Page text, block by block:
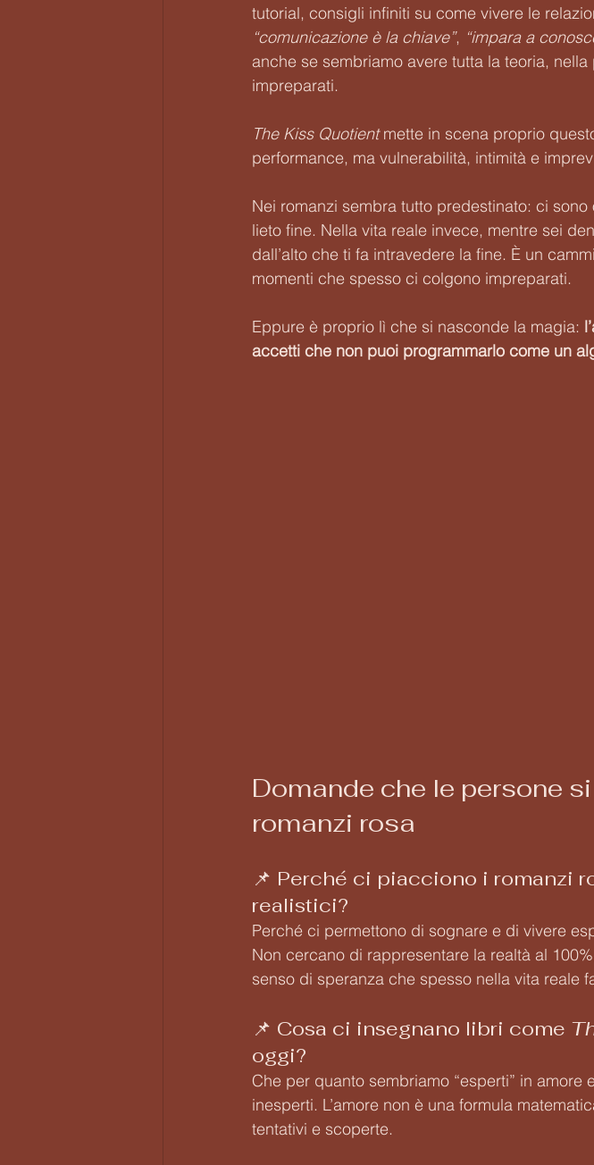
tutorial, consigli infiniti su come vivere le
“comunicazione è la chiave”, “impara a
anche se sembriamo avere tutta la teoria,
impreparati.
The Kiss Quotient mette in scena proprio
performance, ma vulnerabilità, intimità e
Nei romanzi sembra tutto predestinato: ci
lieto fine. Nella vita reale invece, mentre sei
dall’alto che ti fa intravedere la fine. È un
momenti che spesso ci colgono impreparati.
Eppure è proprio lì che si nasconde la magia:
accetti che non puoi programmarlo come un
Domande che le persone
romanzi rosa
📌 Perché ci piacciono i romanzi
realistici?
Perché ci permettono di sognare e di vivere
Non cercano di rappresentare la realtà al
senso di speranza che spesso nella vita reale
📌 Cosa ci insegnano libri come
oggi?
Che per quanto sembriamo “esperti” in amore
inesperti. L’amore non è una formula
tentativi e scoperte.